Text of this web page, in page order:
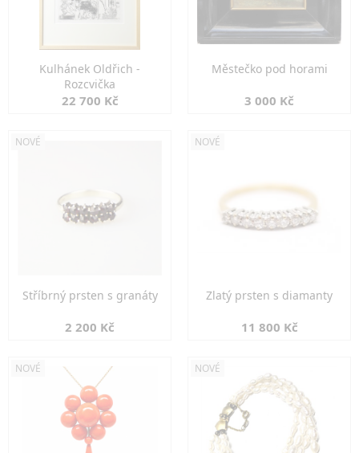
Kulhánek Oldřich -
Rozcvička
22 700 Kč
Městečko pod horami
3 000 Kč
NOVÉ
Stříbrný prsten s granáty
2 200 Kč
NOVÉ
Zlatý prsten s diamanty
11 800 Kč
NOVÉ NOVÉ